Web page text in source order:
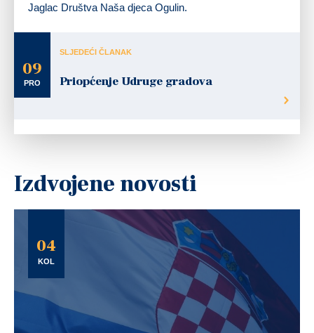
Jaglac Društva Naša djeca Ogulin.
09
PRO
SLJEDEĆI ČLANAK
Priopćenje Udruge gradova
Izdvojene novosti
04
KOL